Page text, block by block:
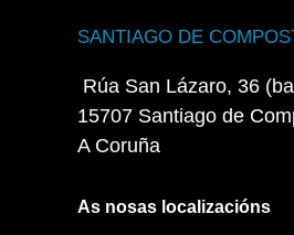
SANTIAGO DE
Rúa San Lázaro, 36
15707 Santiago de
A Coruña
As nosas localizacións